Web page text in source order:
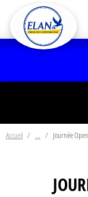
Accueil Journée
Panneau de gestion des